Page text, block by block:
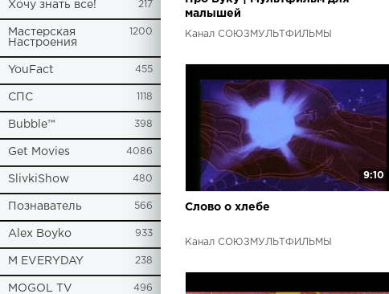
Хочу знать все! 217
Мастерская
Настроения
1200
YouFact 455
СПС 1118
Bubble™ 398
Get Movies 4086
SlivkiShow 480
Познаватель 566
Alex Boyko 933
M EVERYDAY 238
MOGOL TV 496
малышей
Канал СОЮЗМУЛЬТФИЛЬМЫ
9:10
Слово о хлебе
Канал СОЮЗМУЛЬТФИЛЬМЫ